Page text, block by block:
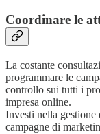
Coordinare le
La costante
programmare le
controllo sui tutti i
impresa online.
Investi nella gestione
campagne di